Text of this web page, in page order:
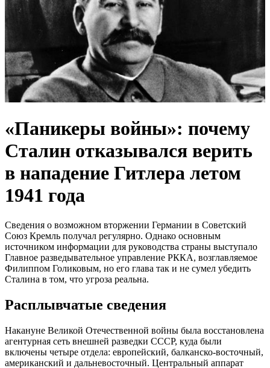
«Паникеры войны»: почему
Сталин отказывался верить
в нападение Гитлера летом
1941 года
Сведения о возможном вторжении Германии в Советский
Союз Кремль получал регулярно. Однако основным
источником информации для руководства страны выступало
Главное разведывательное управление РККА, возглавляемое
Филиппом Голиковым, но его глава так и не сумел убедить
Сталина в том, что угроза реальна.
Расплывчатые сведения
Накануне Великой Отечественной войны была восстановлена
агентурная сеть внешней разведки СССР, куда были
включены четыре отдела: европейский, балканско-восточный,
американский и дальневосточный. Центральный аппарат